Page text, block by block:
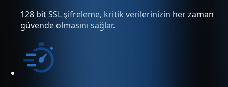
128 bit SSL şifreleme, kritik verilerinizin her zaman
güvende olmasını sağlar.